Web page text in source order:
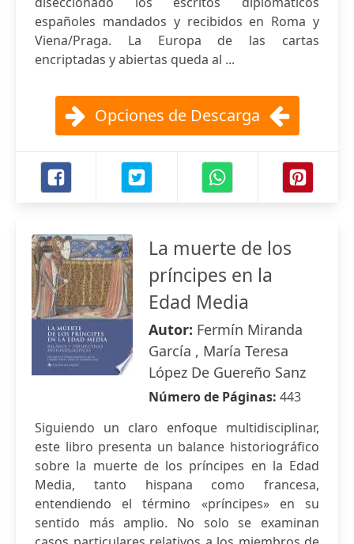
españoles mandados y recibidos en Roma y
Viena/Praga. La Europa de las cartas
encriptadas y abiertas queda al ...
Opciones de Descarga
La muerte de los
príncipes en la
Edad Media
Autor: Fermín Miranda
García , María Teresa
López De Guereño Sanz
Número de Páginas: 443
Siguiendo un claro enfoque multidisciplinar,
este libro presenta un balance historiográfico
sobre la muerte de los príncipes en la Edad
Media, tanto hispana como francesa,
entendiendo el término «príncipes» en su
sentido más amplio. No solo se examinan